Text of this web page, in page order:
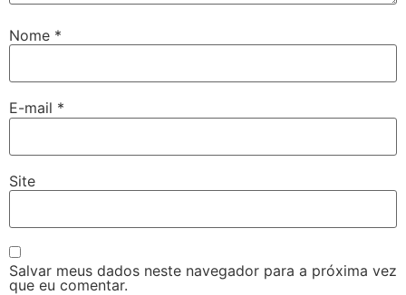
Nome *
E-mail *
Site
Salvar meus dados neste navegador para a próxima vez
que eu comentar.